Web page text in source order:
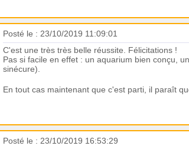
Posté le : 23/10/2019 11:09:01
C'est une très très belle réussite. Félicitations !
Pas si facile en effet : un aquarium bien conçu,
sinécure).
En tout cas maintenant que c'est parti, il paraît
Posté le : 23/10/2019 16:53:29